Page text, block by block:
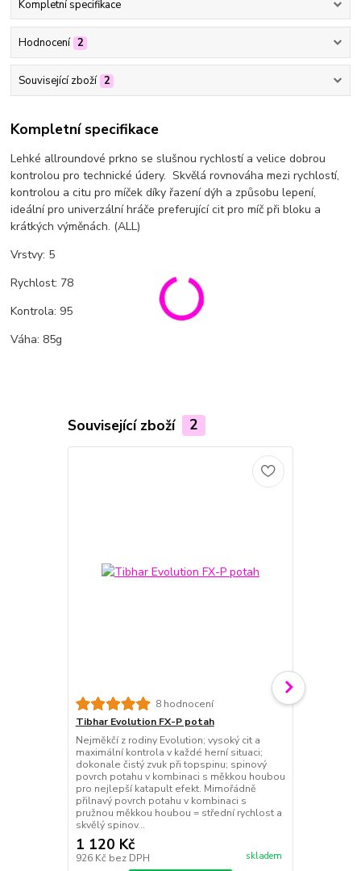
Kompletní specifikace
Hodnocení 2
Související zboží 2
Kompletní specifikace
Lehké allroundové prkno se slušnou rychlostí a velice dobrou
kontrolou pro technické údery. Skvělá rovnováha mezi rychlostí,
kontrolou a citu pro míček díky řazení dýh a způsobu lepení,
ideální pro univerzální hráče preferující cit pro míč při bloku a
krátkých výměnách. (ALL)
Vrstvy: 5
Rychlost: 78
Kontrola: 95
Váha: 85g
Související zboží 2
8 hodnocení
Tibhar Evolution FX-P potah
Nejměkčí z rodiny Evolution; vysoký cit a
maximální kontrola v každé herní situaci;
dokonale čistý zvuk při topspinu; spinový
povrch potahu v kombinaci s měkkou houbou
pro nejlepší katapult efekt. Mimořádně
přilnavý povrch potahu v kombinaci s
pružnou měkkou houbou = střední rychlost a
skvělý spinov...
1 120 Kč
926 Kč bez DPH skladem